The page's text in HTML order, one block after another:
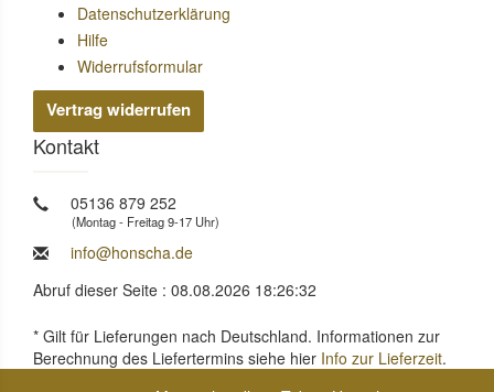
Datenschutzerklärung
Hilfe
Widerrufsformular
Vertrag widerrufen
Kontakt
05136 879 252
(Montag - Freitag 9-17 Uhr)
info@honscha.de
Abruf dieser Seite : 08.08.2026 18:26:32
* Gilt für Lieferungen nach Deutschland. Informationen zur
Berechnung des Liefertermins siehe hier Info zur Lieferzeit.